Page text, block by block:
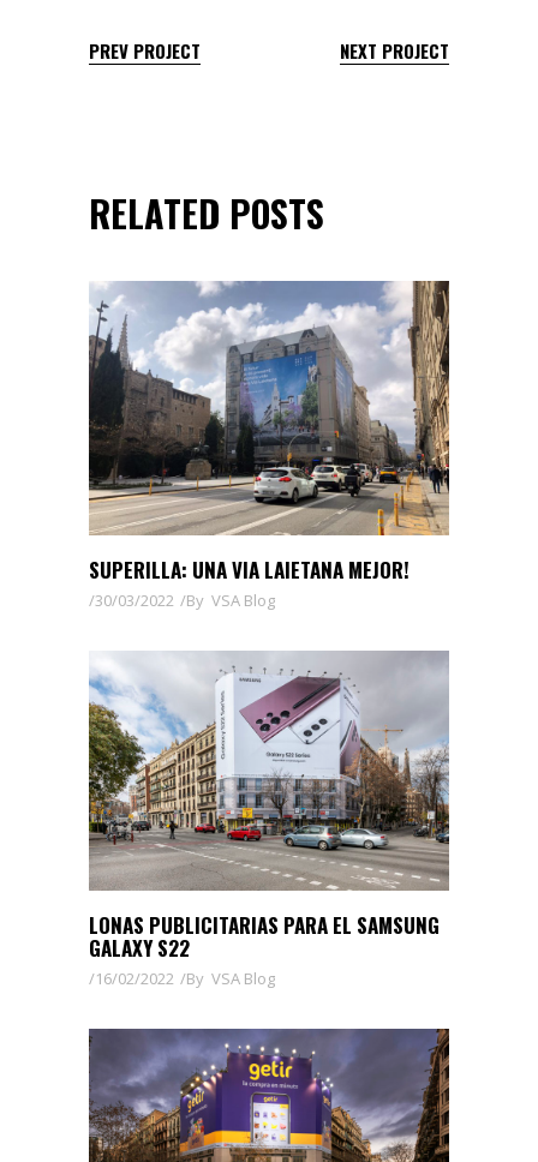
PREV PROJECT NEXT PROJECT
RELATED POSTS
SUPERILLA: UNA VIA LAIETANA MEJOR!
30/03/2022 By VSA Blog
LONAS PUBLICITARIAS PARA EL SAMSUNG
GALAXY S22
16/02/2022 By VSA Blog